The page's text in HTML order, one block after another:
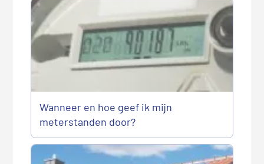
Wanneer en hoe geef ik mijn
meterstanden door?